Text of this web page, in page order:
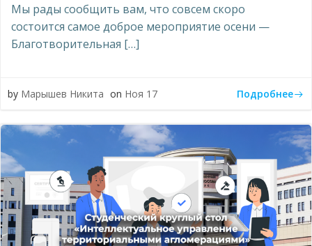
Мы рады сообщить вам, что совсем скоро
состоится самое доброе мероприятие осени —
Благотворительная […]
by Марышев Никита on Ноя 17 Подробнее